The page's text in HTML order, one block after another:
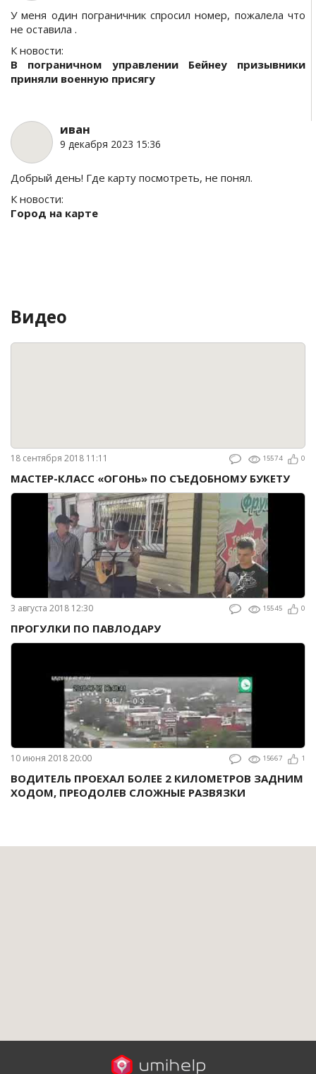
У меня один пограничник спросил номер, пожалела что
не оставила .
К новости:
В пограничном управлении Бейнеу призывники
приняли военную присягу
иван
9 декабря 2023 15:36
Добрый день! Где карту посмотреть, не понял.
К новости:
Город на карте
Видео
18 сентября 2018 11:11 15574 0
МАСТЕР-КЛАСС «ОГОНЬ» ПО СЪЕДОБНОМУ БУКЕТУ
3 августа 2018 12:30 15545 0
ПРОГУЛКИ ПО ПАВЛОДАРУ
10 июня 2018 20:00 15667 1
ВОДИТЕЛЬ ПРОЕХАЛ БОЛЕЕ 2 КИЛОМЕТРОВ ЗАДНИМ
ХОДОМ, ПРЕОДОЛЕВ СЛОЖНЫЕ РАЗВЯЗКИ